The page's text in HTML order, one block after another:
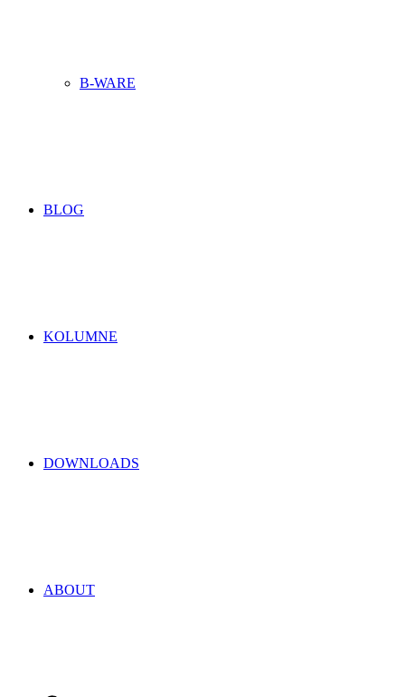
B-WARE
BLOG
KOLUMNE
DOWNLOADS
ABOUT